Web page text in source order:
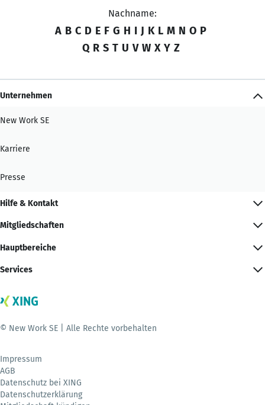
Nachname:
A B C D E F G H I J K L M N O P
Q R S T U V W X Y Z
Unternehmen
New Work SE
Karriere
Presse
Hilfe & Kontakt
Mitgliedschaften
Hauptbereiche
Services
© New Work SE | Alle Rechte vorbehalten
Impressum
AGB
Datenschutz bei XING
Datenschutzerklärung